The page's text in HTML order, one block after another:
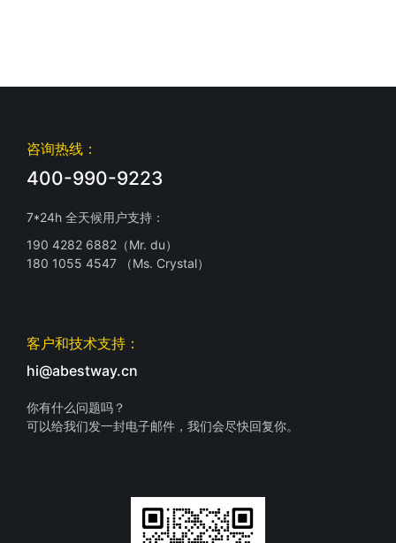
咨询热线：
400-990-9223
7*24h 全天候用户支持：
190 4282 6882（Mr. du）
180 1055 4547 （Ms. Crystal）
客户和技术支持：
hi@abestway.cn
你有什么问题吗？
可以给我们发一封电子邮件，我们会尽快回复你。